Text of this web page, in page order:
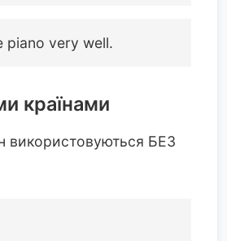
piano very well.
країнами
використовуються БЕЗ